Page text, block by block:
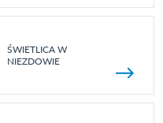
ŚWIETLICA W
NIEZDOWIE